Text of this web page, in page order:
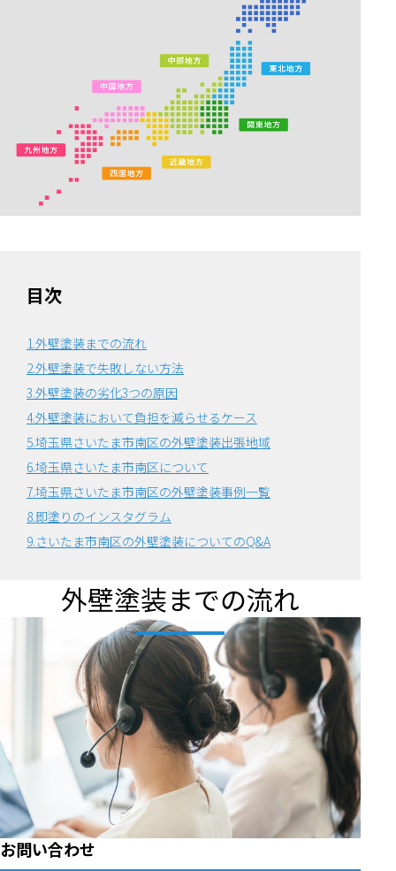
目次
1.外壁塗装までの流れ
2.外壁塗装で失敗しない方法
3.外壁塗装の劣化3つの原因
4.外壁塗装において負担を減らせるケース
5.埼玉県さいたま市南区の外壁塗装出張地域
6.埼玉県さいたま市南区について
7.埼玉県さいたま市南区の外壁塗装事例一覧
8.即塗りのインスタグラム
9.さいたま市南区の外壁塗装についてのQ&A
外壁塗装までの流れ
お問い合わせ